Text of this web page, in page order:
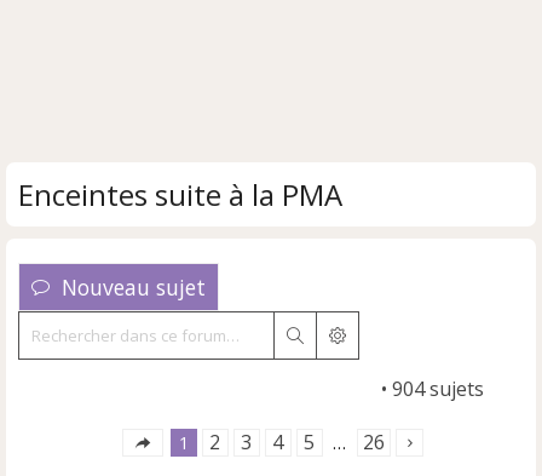
Enceintes suite à la PMA
Nouveau sujet
RechercherRecherche avancée
• 904 sujets
1 2 3 4 5 … 26